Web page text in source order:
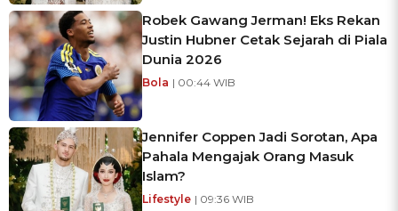
Robek Gawang Jerman! Eks Rekan
Justin Hubner Cetak Sejarah di Piala
Dunia 2026
Bola | 00:44 WIB
Jennifer Coppen Jadi Sorotan, Apa
Pahala Mengajak Orang Masuk
Islam?
Lifestyle | 09:36 WIB